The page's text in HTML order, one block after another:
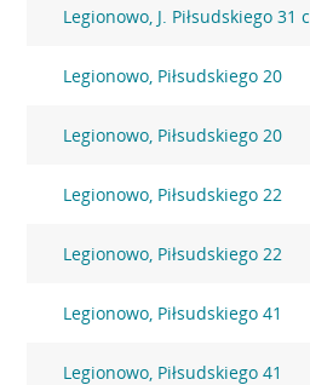
Legionowo, J. Piłsudskiego 31 c
Legionowo, Piłsudskiego 20
Legionowo, Piłsudskiego 20
Legionowo, Piłsudskiego 22
Legionowo, Piłsudskiego 22
Legionowo, Piłsudskiego 41
Legionowo, Piłsudskiego 41